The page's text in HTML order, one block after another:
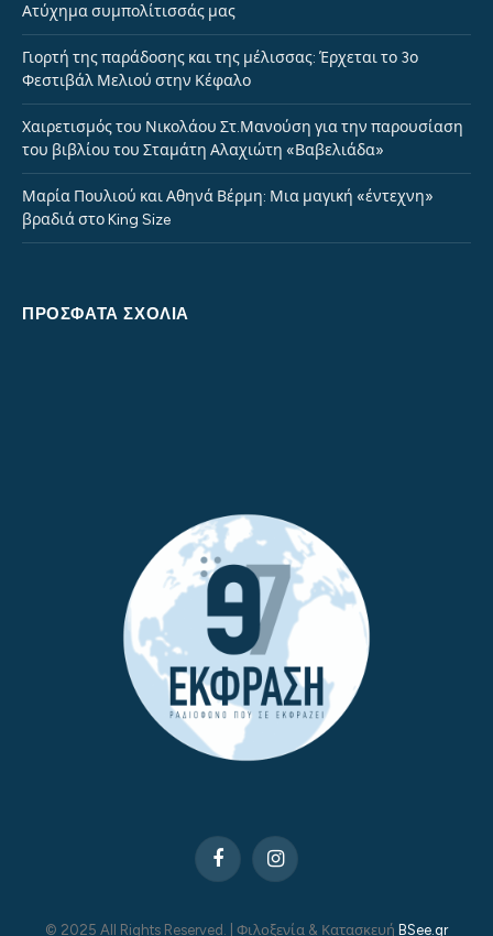
Ατύχημα συμπολίτισσάς μας
Γιορτή της παράδοσης και της μέλισσας: Έρχεται το 3ο
Φεστιβάλ Μελιού στην Κέφαλο
Χαιρετισμός του Νικολάου Στ.Μανούση για την παρουσίαση
του βιβλίου του Σταμάτη Αλαχιώτη «Βαβελιάδα»
Μαρία Πουλιού και Αθηνά Βέρμη: Μια μαγική «έντεχνη»
βραδιά στο King Size
ΠΡΌΣΦΑΤΑ ΣΧΌΛΙΑ
FacebookInstagram
© 2025 All Rights Reserved. | Φιλοξενία & Κατασκευή BSee.gr